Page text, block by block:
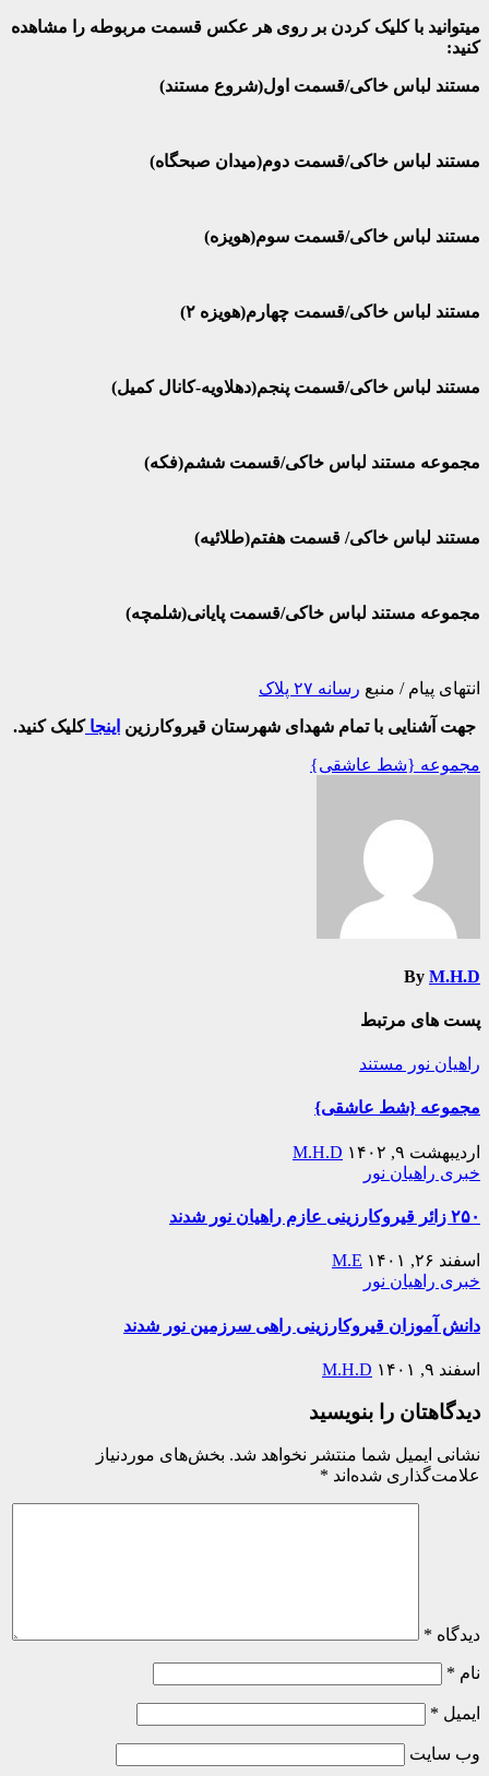
میتوانید با کلیک کردن بر روی هر عکس قسمت مربوطه را مشاهده
کنید:
مستند لباس خاکی/قسمت اول(شروع مستند)
مستند لباس خاکی/قسمت دوم(میدان صبحگاه)
مستند لباس خاکی/قسمت سوم(هویزه)
مستند لباس خاکی/قسمت چهارم(هویزه ۲)
مستند لباس خاکی/قسمت پنجم(دهلاویه-کانال کمیل)
مجموعه مستند لباس خاکی/قسمت ششم(فکه)
مستند لباس خاکی/ قسمت هفتم(طلائیه)
مجموعه مستند لباس خاکی/قسمت پایانی(شلمچه)
انتهای پیام / منبع رسانه ۲۷ پلاک
جهت آشنایی با تمام شهدای شهرستان قیروکارزین اینجاکلیک کنید.
راهبری
مجموعه {شط عاشقی}
By M.H.D
پست های مرتبط
راهیان نور مستند
مجموعه {شط عاشقی}
اردیبهشت ۹, ۱۴۰۲
M.H.D
خبری راهیان نور
۲۵۰ زائر قیروکارزینی عازم راهیان نور شدند
اسفند ۲۶, ۱۴۰۱
M.E
خبری راهیان نور
دانش آموزان قیروکارزینی راهی سرزمین نور شدند
اسفند ۹, ۱۴۰۱ M.H.D
دیدگاهتان را بنویسید
نشانی ایمیل شما منتشر نخواهد شد. بخش‌های موردنیاز
علامت‌گذاری شده‌اند *
دیدگاه *
نام *
ایمیل *
وب‌ سایت